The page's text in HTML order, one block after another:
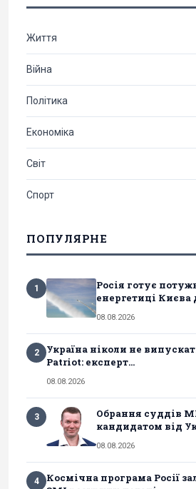
Життя
Війна
Політика
Економіка
Світ
Спорт
ПОПУЛЯРНЕ
1
Росія готує
енергетиці Києва
08.08.2026
2
Україна ніколи не
Patriot: експерт...
08.08.2026
3
Обрання суддів
кандидатом від
08.08.2026
4
Космічна програма Росії